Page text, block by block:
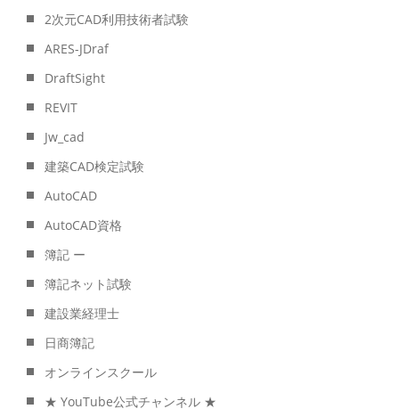
2次元CAD利用技術者試験
ARES-JDraf
DraftSight
REVIT
Jw_cad
建築CAD検定試験
AutoCAD
AutoCAD資格
簿記 ー
簿記ネット試験
建設業経理士
日商簿記
オンラインスクール
★ YouTube公式チャンネル ★